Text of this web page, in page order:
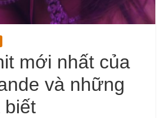
mới nhất của
và những
biết